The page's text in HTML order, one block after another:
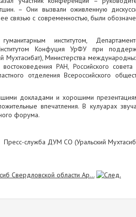
– Они вызвали оживленную
связью с современностью, были
институтом,
Конфуция УрФУ при
Министерства
РАН, Российского совета
отделения Всероссийского
докладами и хорошими
впечатления. В кулуарах
форума.
Пресс-служба ДУМ СО (Уральский
Свердловской области Ар...